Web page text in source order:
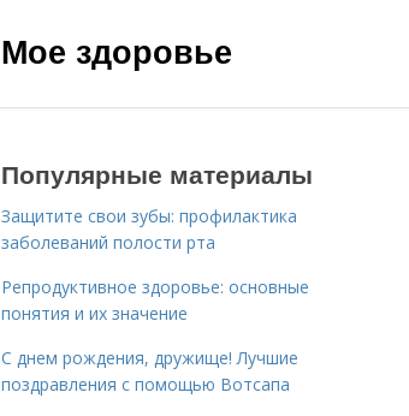
Мое здоровье
Популярные материалы
Защитите свои зубы: профилактика
заболеваний полости рта
Репродуктивное здоровье: основные
понятия и их значение
С днем рождения, дружище! Лучшие
поздравления с помощью Вотсапа